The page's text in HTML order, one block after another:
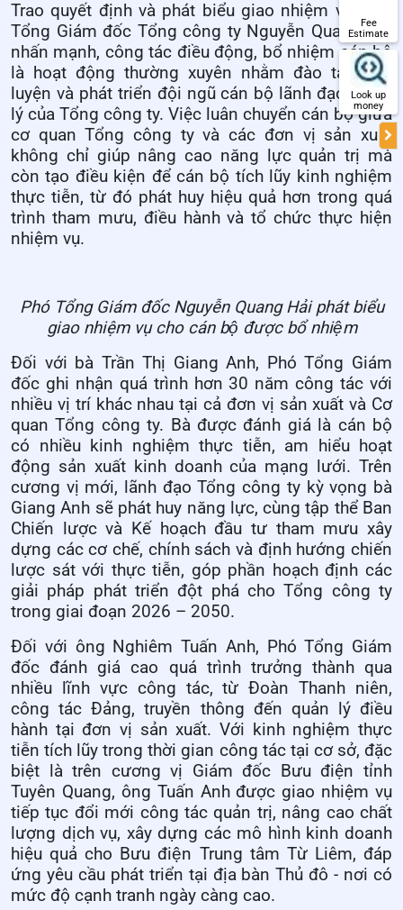
Trao quyết định và phát biểu giao nhiệm vụ, Phó
Tổng Giám đốc Tổng công ty Nguyễn Quang Hải
nhấn mạnh, công tác điều động, bổ nhiệm cán bộ
là hoạt động thường xuyên nhằm đào tạo, rèn
luyện và phát triển đội ngũ cán bộ lãnh đạo, quản
lý của Tổng công ty. Việc luân chuyển cán bộ giữa
cơ quan Tổng công ty và các đơn vị sản xuất
không chỉ giúp nâng cao năng lực quản trị mà
còn tạo điều kiện để cán bộ tích lũy kinh nghiệm
thực tiễn, từ đó phát huy hiệu quả hơn trong quá
trình tham mưu, điều hành và tổ chức thực hiện
nhiệm vụ.
Phó Tổng Giám đốc Nguyễn Quang Hải phát biểu
giao nhiệm vụ cho cán bộ được bổ nhiệm
Đối với bà Trần Thị Giang Anh, Phó Tổng Giám
đốc ghi nhận quá trình hơn 30 năm công tác với
nhiều vị trí khác nhau tại cả đơn vị sản xuất và Cơ
quan Tổng công ty. Bà được đánh giá là cán bộ
có nhiều kinh nghiệm thực tiễn, am hiểu hoạt
động sản xuất kinh doanh của mạng lưới. Trên
cương vị mới, lãnh đạo Tổng công ty kỳ vọng bà
Giang Anh sẽ phát huy năng lực, cùng tập thể Ban
Chiến lược và Kế hoạch đầu tư tham mưu xây
dựng các cơ chế, chính sách và định hướng chiến
lược sát với thực tiễn, góp phần hoạch định các
giải pháp phát triển đột phá cho Tổng công ty
trong giai đoạn 2026 – 2050.
Đối với ông Nghiêm Tuấn Anh, Phó Tổng Giám
đốc đánh giá cao quá trình trưởng thành qua
nhiều lĩnh vực công tác, từ Đoàn Thanh niên,
công tác Đảng, truyền thông đến quản lý điều
hành tại đơn vị sản xuất. Với kinh nghiệm thực
tiễn tích lũy trong thời gian công tác tại cơ sở, đặc
biệt là trên cương vị Giám đốc Bưu điện tỉnh
Tuyên Quang, ông Tuấn Anh được giao nhiệm vụ
tiếp tục đổi mới công tác quản trị, nâng cao chất
lượng dịch vụ, xây dựng các mô hình kinh doanh
hiệu quả cho Bưu điện Trung tâm Từ Liêm, đáp
ứng yêu cầu phát triển tại địa bàn Thủ đô - nơi có
mức độ cạnh tranh ngày càng cao.
Fee
Estimate
Look up
money